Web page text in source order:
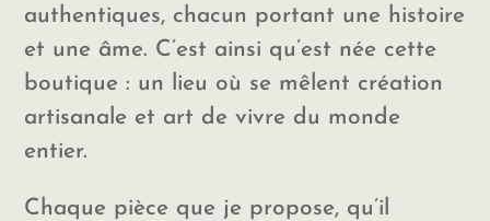
authentiques, chacun portant une histoire
et une âme. C’est ainsi qu’est née cette
boutique : un lieu où se mêlent création
artisanale et art de vivre du monde
entier.
Chaque pièce que je propose, qu’il